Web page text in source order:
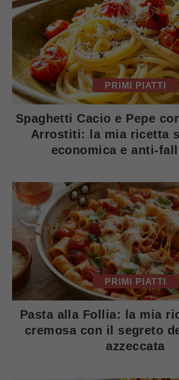
PRIMI PIATTI
Spaghetti Cacio e Pepe
Arrostiti: la mia ricetta
economica e anti-
PRIMI PIATTI
Pasta alla Follia: la mia
cremosa con il segreto
azzeccata